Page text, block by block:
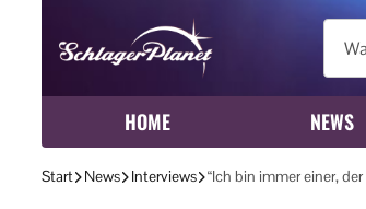
HOME NEWS
Start News Interviews “Ich bin immer einer,